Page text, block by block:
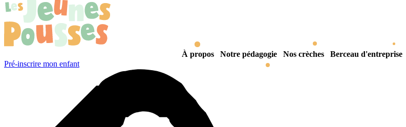
À propos Notre pédagogie Nos crèches Berceau d'entreprise
Pré-inscrire mon enfant